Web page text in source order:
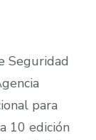
Seguridad
para
10 edición